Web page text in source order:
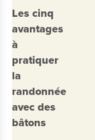
Les cinq
avantages
à
pratiquer
la
randonnée
avec des
bâtons